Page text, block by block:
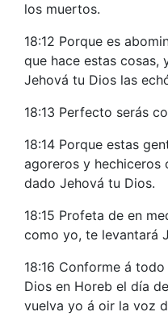
los muertos.
18:12 Porque es
que hace estas cosas,
Jehová tu Dios las
18:13 Perfecto serás
18:14 Porque estas
agoreros y hechiceros
dado Jehová tu Dios.
18:15 Profeta de en
como yo, te levantará
18:16 Conforme á
Dios en Horeb el día
vuelva yo á oir la voz